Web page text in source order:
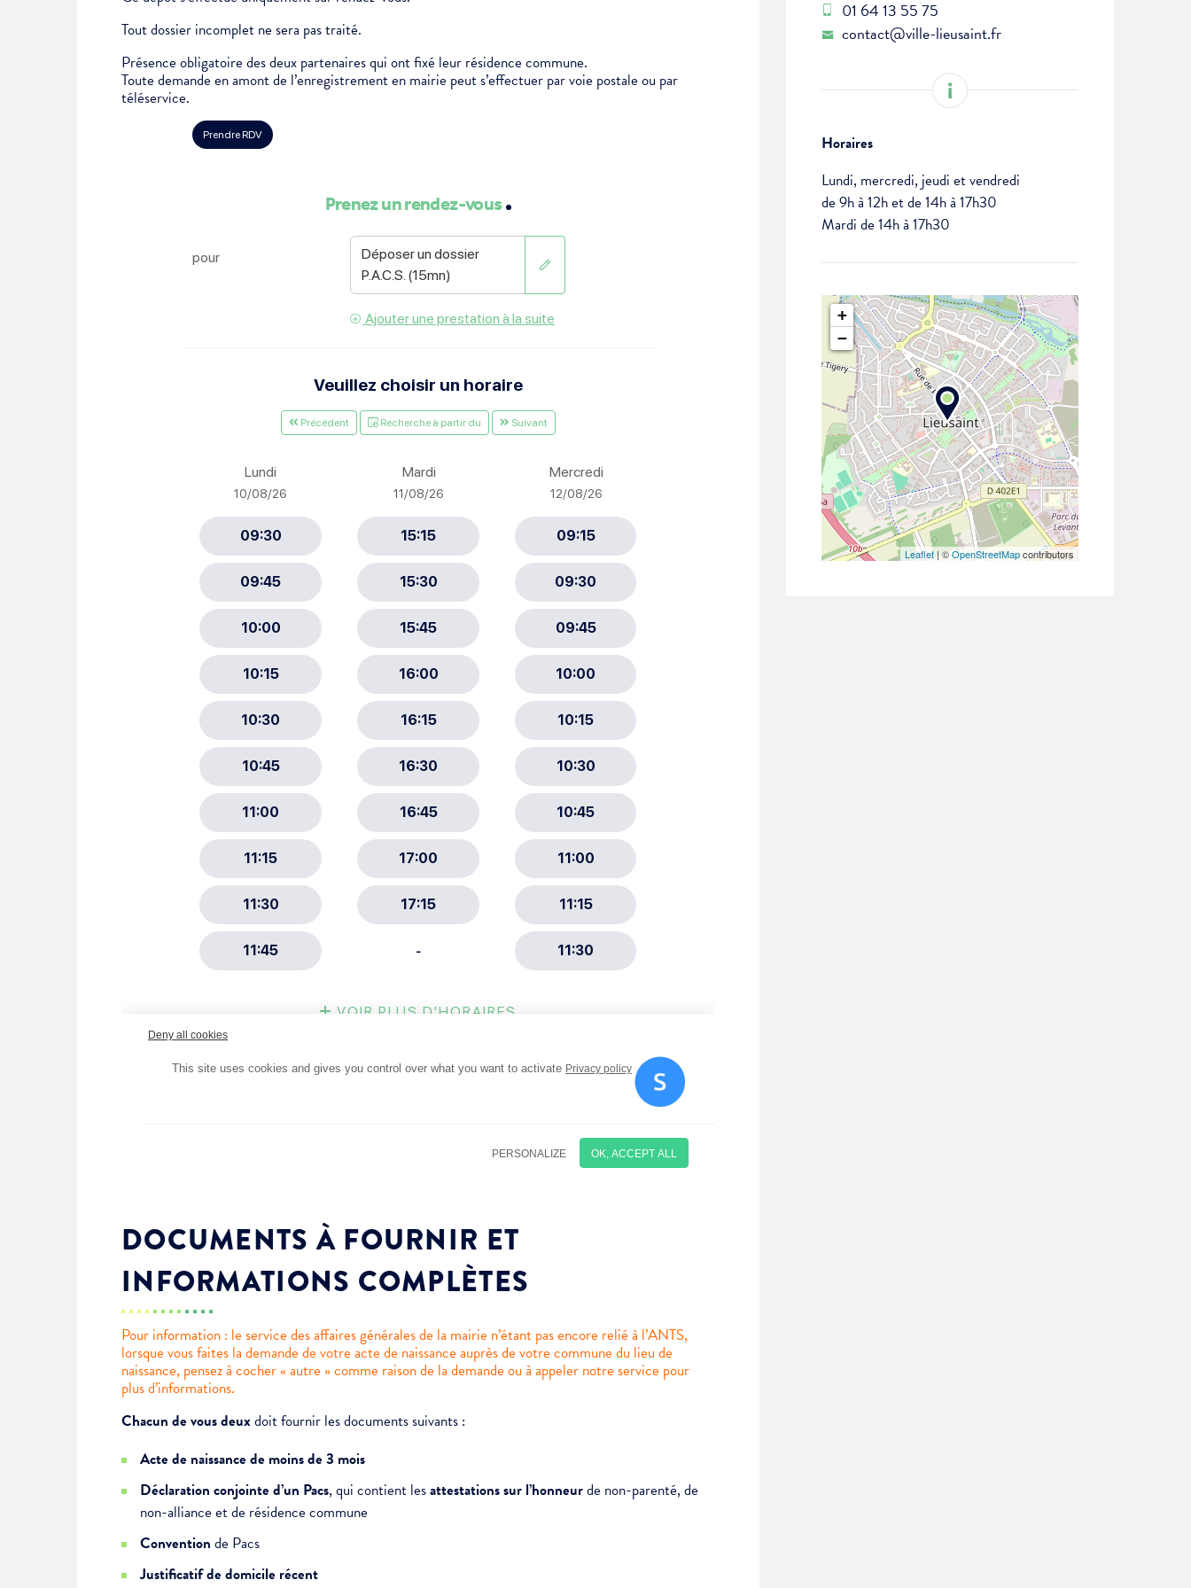
Je suis étudiant
Tout dossier incomplet ne sera pas traité.
Présence obligatoire des deux partenaires qui ont fixé leur résidence commune.
Toute demande en amont de l’enregistrement en mairie peut s’effectuer par voie postale ou par
téléservice.
DOCUMENTS À FOURNIR ET
INFORMATIONS COMPLÈTES
Pour information : le service des affaires générales de la mairie n’étant pas encore relié à l’ANTS,
lorsque vous faites la demande de votre acte de naissance auprès de votre commune du lieu de
naissance, pensez à cocher « autre » comme raison de la demande ou à appeler notre service pour
plus d’informations.
Chacun de vous deuxdoit fournir les documents suivants :
Acte de naissance de moins de 3 mois
Déclaration conjointe d’un Pacs, qui contient lesattestations sur l’honneurde non-parenté, de
non-alliance et de résidence commune
Convention de Pacs
Justificatif de domicile récent
01 64 13 55 75
contact@ville-lieusaint.fr
Horaires
Lundi, mercredi, jeudi et vendredi
de 9h à 12h et de 14h à 17h30
Mardi de 14h à 17h30
+
−
Leaflet| ©OpenStreetMapcontributors
Choisissez votre abonnement :
Newsletter Culture